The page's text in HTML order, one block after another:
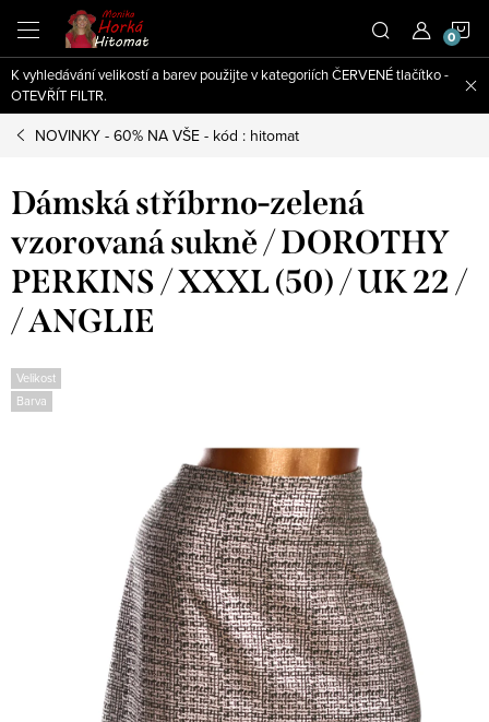
obsah
K vyhledávání velikostí a barev použijte v kategoriích ČERVENÉ tlačítko -
OTEVŘÍT FILTR.
NOVINKY - 60% NA VŠE - kód : hitomat
Dámská stříbrno-zelená
vzorovaná sukně / DOROTHY
PERKINS / XXXL (50) / UK 22 /
/ ANGLIE
Velikost
Barva